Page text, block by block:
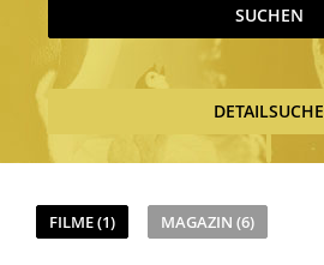
SUCHEN
DETAILSUCHE
FILME (1) MAGAZIN (6)